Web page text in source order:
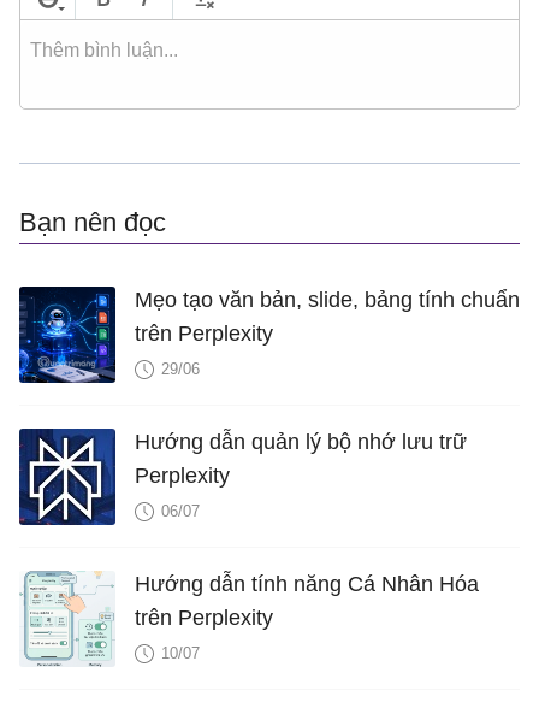
Bạn nên đọc
Mẹo tạo văn bản, slide, bảng tính chuẩn
trên Perplexity
29/06
Hướng dẫn quản lý bộ nhớ lưu trữ
Perplexity
06/07
Hướng dẫn tính năng Cá Nhân Hóa
trên Perplexity
10/07